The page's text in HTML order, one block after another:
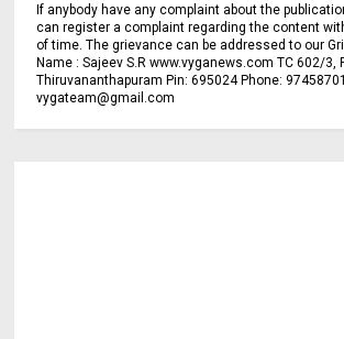
If anybody have any complaint about the
can register a complaint regarding the content
of time. The grievance can be addressed to our
Name : Sajeev S.R www.vyganews.com TC 602/3,
Thiruvananthapuram Pin: 695024 Phone:
vygateam@gmail.com